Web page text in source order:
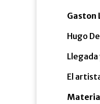
Gaston
Hugo
El